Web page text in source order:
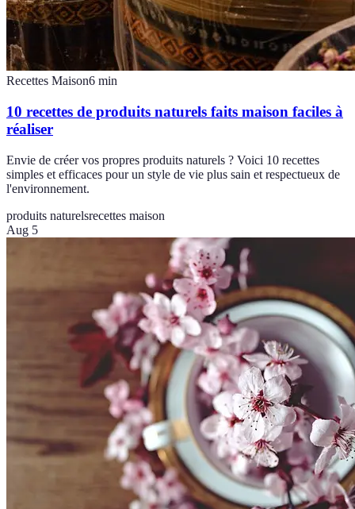
Recettes Maison6 min
10 recettes de produits naturels faits maison faciles à
réaliser
Envie de créer vos propres produits naturels ? Voici 10 recettes
simples et efficaces pour un style de vie plus sain et respectueux de
l'environnement.
produits naturelsrecettes maison
Aug 5